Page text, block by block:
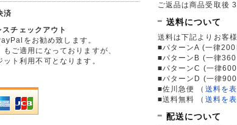
済
チェックアウト
をお勧め致します。
もご適用になっておりますが、
ト利用不可となります。
ご返品は商品受取後
送料について
送料は下記よりお客
■パターンA (一律
■パターンB (一律
■パターンC (一律
■パターンD (一律
■佐川急便
（ 送料を
■送料無料
（ 送料を
配送について